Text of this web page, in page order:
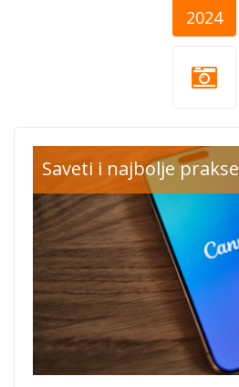
2024
Canva.jpg
Saveti i najbolje prakse